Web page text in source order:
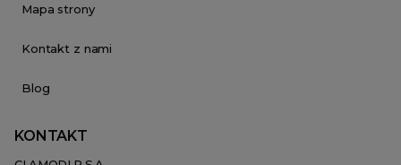
Mapa strony
Kontakt z nami
Blog
KONTAKT